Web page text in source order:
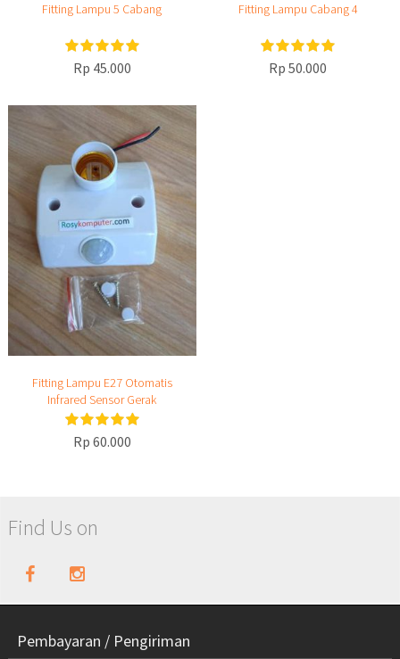
Fitting Lampu 5 Cabang
Rp 45.000
Fitting Lampu Cabang 4
Rp 50.000
Fitting Lampu E27 Otomatis
Infrared Sensor Gerak
Rp 60.000
Find Us on
Pembayaran / Pengiriman